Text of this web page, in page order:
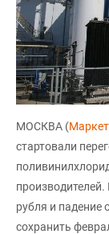
МОСКВА (
стартовали
рубля и падение
сохранить